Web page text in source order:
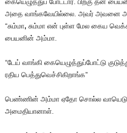
கையெழுத்துப் போட்டார். பிறகு தன்
அதை வாங்கவேயில்லை. அவர் அவனை
“சும்மா, சும்மா என் புள்ள மேல கைய
பையனின் அம்மா.
“டேய் வாங்கி கையெழுத்துப்போட்டு
ரதிய பெத்துவெச்சிகிறாங்க”
பெண்ணின் அம்மா ஏதோ சொல்ல
அமைதியானாள்.